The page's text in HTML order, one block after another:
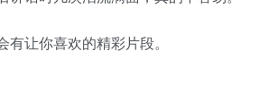
让你喜欢的精彩片段。